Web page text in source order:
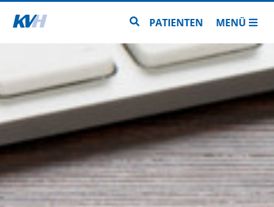
Zur Startseite Zur Seitensuche
PATIENTEN MENÜ